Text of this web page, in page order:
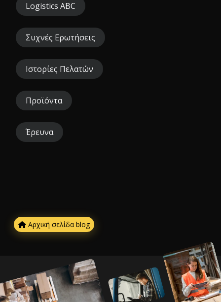
Logistics ABC
Συχνές Ερωτήσεις
Ιστορίες Πελατών
Προϊόντα
Έρευνα
Αρχική σελίδα blog